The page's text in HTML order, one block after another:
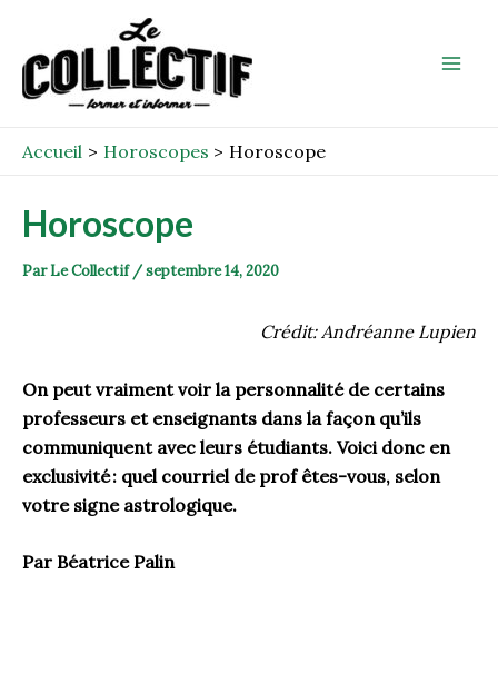
contenu
Accueil Horoscopes Horoscope
Horoscope
ParLe Collectif /septembre 14, 2020
Crédit: Andréanne Lupien
On peut vraiment voir la personnalité de certains
professeurs et enseignants dans la façon qu’ils
communiquent avec leurs étudiants. Voici donc en
exclusivité: quel courriel de prof êtes-vous, selon
votre signe astrologique.
Par Béatrice Palin
navigation